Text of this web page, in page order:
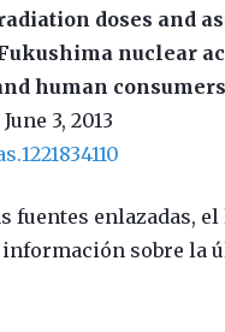
doses and
nuclear
human
June 3, 2013
fuentes enlazadas,
sobre la